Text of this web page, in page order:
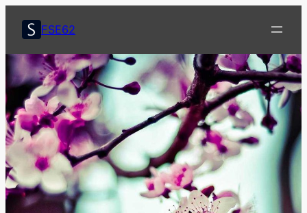
로
바
로
가
기
FSE62